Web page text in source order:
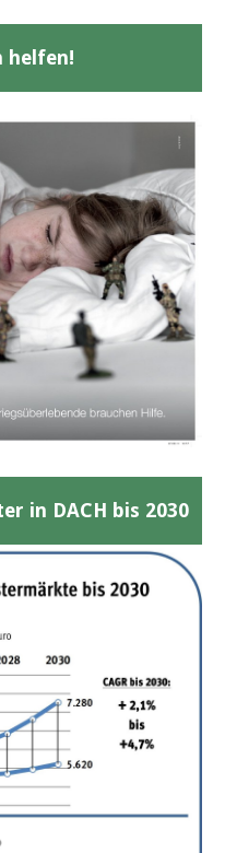
helfen!
in DACH bis 2030